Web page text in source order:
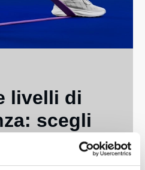
livelli di
scegli